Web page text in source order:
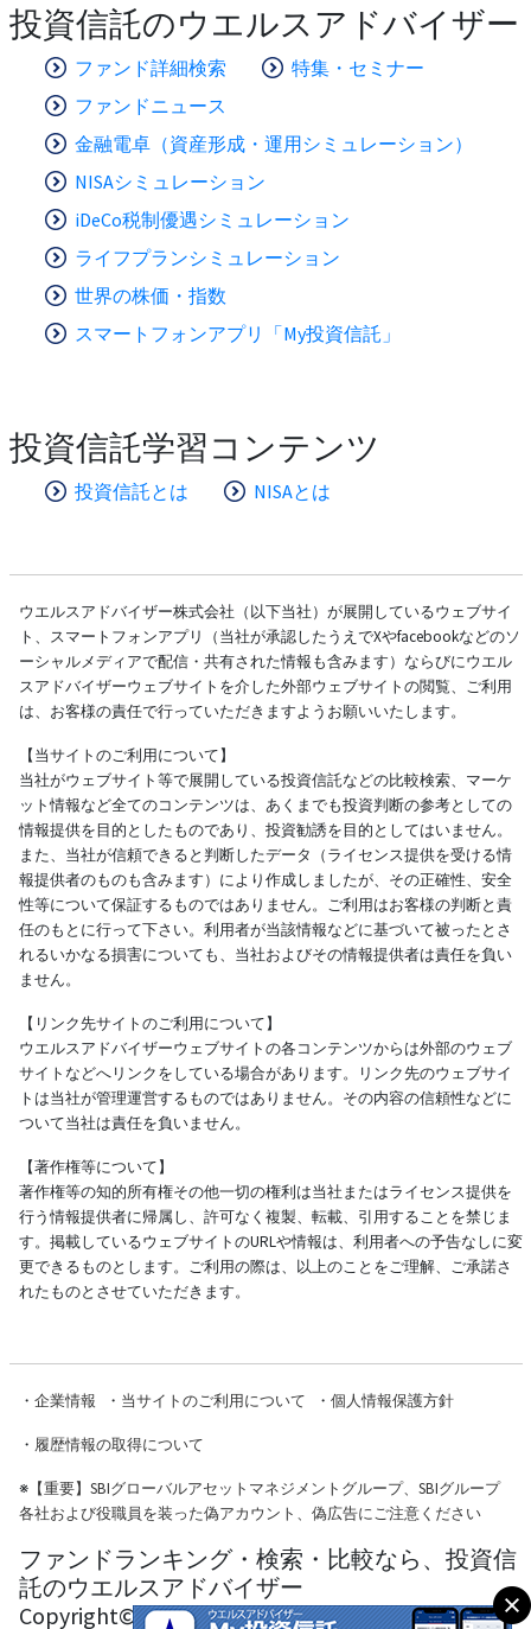
投資信託のウエルスアドバイザー
ファンド詳細検索
特集・セミナー
ファンドニュース
金融電卓（資産形成・運用シミュレーション）
NISAシミュレーション
iDeCo税制優遇シミュレーション
ライフプランシミュレーション
世界の株価・指数
スマートフォンアプリ「My投資信託」
投資信託学習コンテンツ
投資信託とは NISAとは
ウエルスアドバイザー株式会社（以下当社）が展開しているウェブサイ
ト、スマートフォンアプリ（当社が承認したうえでXやfacebookなどのソ
ーシャルメディアで配信・共有された情報も含みます）ならびにウエル
スアドバイザーウェブサイトを介した外部ウェブサイトの閲覧、ご利用
は、お客様の責任で行っていただきますようお願いいたします。
【当サイトのご利用について】
当社がウェブサイト等で展開している投資信託などの比較検索、マーケ
ット情報など全てのコンテンツは、あくまでも投資判断の参考としての
情報提供を目的としたものであり、投資勧誘を目的としてはいません。
また、当社が信頼できると判断したデータ（ライセンス提供を受ける情
報提供者のものも含みます）により作成しましたが、その正確性、安全
性等について保証するものではありません。ご利用はお客様の判断と責
任のもとに行って下さい。利用者が当該情報などに基づいて被ったとさ
れるいかなる損害についても、当社およびその情報提供者は責任を負い
ません。
【リンク先サイトのご利用について】
ウエルスアドバイザーウェブサイトの各コンテンツからは外部のウェブ
サイトなどへリンクをしている場合があります。リンク先のウェブサイ
トは当社が管理運営するものではありません。その内容の信頼性などに
ついて当社は責任を負いません。
【著作権等について】
著作権等の知的所有権その他一切の権利は当社またはライセンス提供を
行う情報提供者に帰属し、許可なく複製、転載、引用することを禁じま
す。掲載しているウェブサイトのURLや情報は、利用者への予告なしに変
更できるものとします。ご利用の際は、以上のことをご理解、ご承諾さ
れたものとさせていただきます。
・ 企業情報 ・ 当サイトのご利用について ・ 個人情報保護方針
・ 履歴情報の取得について
※【重要】SBIグローバルアセットマネジメントグループ、SBIグループ
各社および役職員を装った偽アカウント、偽広告にご注意ください
ファンドランキング・検索・比較なら、投資信
託のウエルスアドバイザー
Copyright© Wealth Advisor Co., Ltd. All Rights